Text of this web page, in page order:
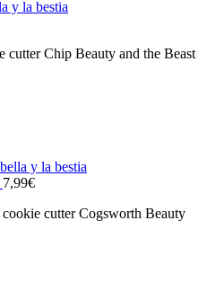
cutter Chip Beauty and the Beast
7,99€
cutter Cogsworth Beauty